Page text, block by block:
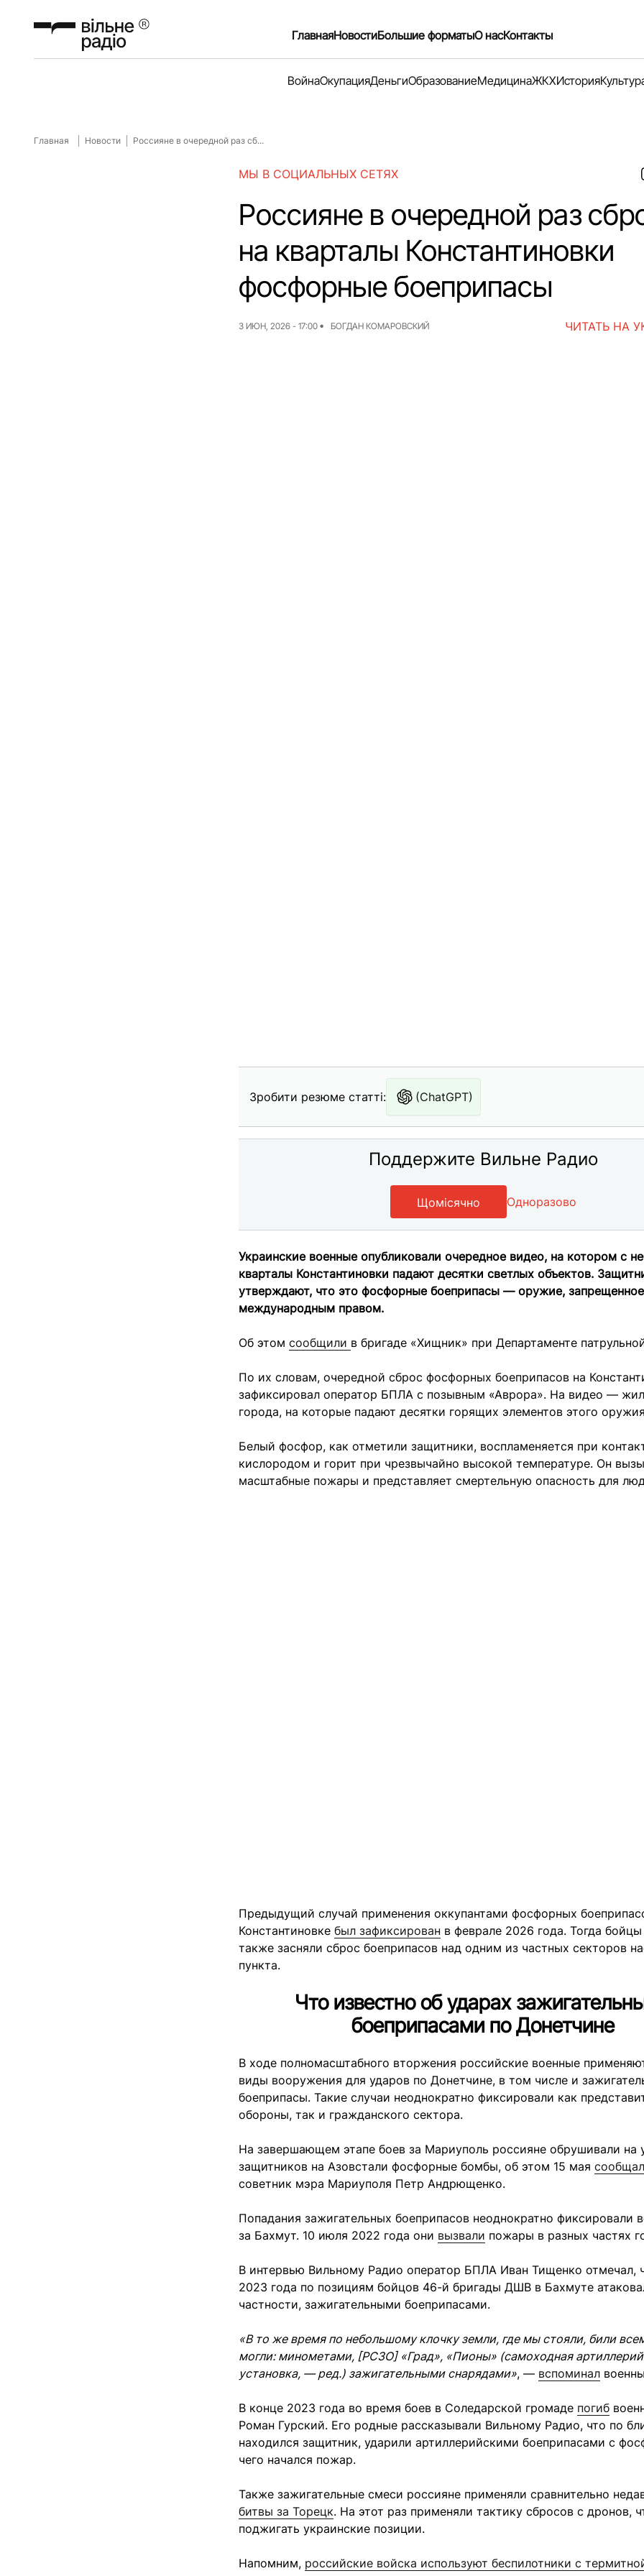
ГлавнаяНовостиБольшие форматыО насКонтакты
ВойнаОкупацияДеньгиОбразованиеМедицинаЖКХИстория
Главная Новости Россияне в очередной раз сб...
МЫ В СОЦИАЛЬНЫХ СЕТЯХ
Россияне в очередной раз
на кварталы Константиновки
фосфорные боеприпасы
3 ИЮН, 2026 - 17:00 БОГДАН КОМАРОВСКИЙ ЧИТАТЬ НА
Зробити резюме статті: (ChatGPT)
Поддержите Вильне Радио
Щомісячно Одноразово
Украинские военные опубликовали очередное видео, на котором с
кварталы Константиновки падают десятки светлых объектов.
утверждают, что это фосфорные боеприпасы — оружие, запрещенное
международным правом.
Об этом сообщили в бригаде «Хищник» при Департаменте
По их словам, очередной сброс фосфорных боеприпасов на
зафиксировал оператор БПЛА с позывным «Аврора». На видео —
города, на которые падают десятки горящих элементов этого
Белый фосфор, как отметили защитники, воспламеняется при
кислородом и горит при чрезвычайно высокой температуре. Он
масштабные пожары и представляет смертельную опасность для
Предыдущий случай применения оккупантами фосфорных
Константиновке был зафиксирован в феврале 2026 года. Тогда
также засняли сброс боеприпасов над одним из частных секторов
пункта.
Что известно об ударах
боеприпасами по Донетчине
В ходе полномасштабного вторжения российские военные
виды вооружения для ударов по Донетчине, в том числе и
боеприпасы. Такие случаи неоднократно фиксировали как
обороны, так и гражданского сектора.
На завершающем этапе боев за Мариуполь россияне обрушивали на
защитников на Азовстали фосфорные бомбы, об этом 15 мая сообщал
советник мэра Мариуполя Петр Андрющенко.
Попадания зажигательных боеприпасов неоднократно фиксировали
за Бахмут. 10 июля 2022 года они вызвали пожары в разных частях
В интервью Вильному Радио оператор БПЛА Иван Тищенко отмечал,
2023 года по позициям бойцов 46-й бригады ДШВ в Бахмуте
частности, зажигательными боеприпасами.
«В то же время по небольшому клочку земли, где мы стояли, били
могли: минометами, [РСЗО] «Град», «Пионы» (самоходная
установка, — ред.) зажигательными снарядами», — вспоминал
В конце 2023 года во время боев в Соледарской громаде погиб
Роман Гурский. Его родные рассказывали Вильному Радио, что по
находился защитник, ударили артиллерийскими боеприпасами с
чего начался пожар.
Также зажигательные смеси россияне применяли сравнительно
битвы за Торецк. На этот раз применяли тактику сбросов с дронов,
поджигать украинские позиции.
Напомним, российские войска используют беспилотники с